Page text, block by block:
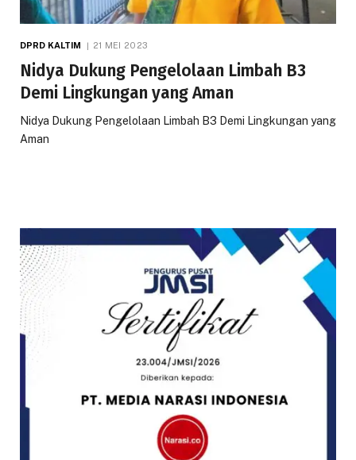
DPRD KALTIM 21 MEI 2023
Nidya Dukung Pengelolaan Limbah B3
Demi Lingkungan yang Aman
Nidya Dukung Pengelolaan Limbah B3 Demi Lingkungan yang
Aman